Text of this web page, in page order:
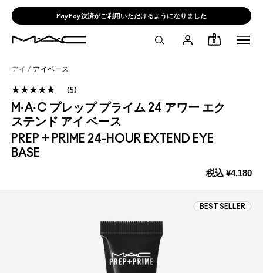
PayPay決済がご利用いただけるようになりました
0
アイ / アイベース
M·A·C プレップ プライム 24 アワー エク
ステンド アイ ベース
PREP + PRIME 24-HOUR EXTEND EYE
BASE
税込 ¥4,180
5
BEST SELLER